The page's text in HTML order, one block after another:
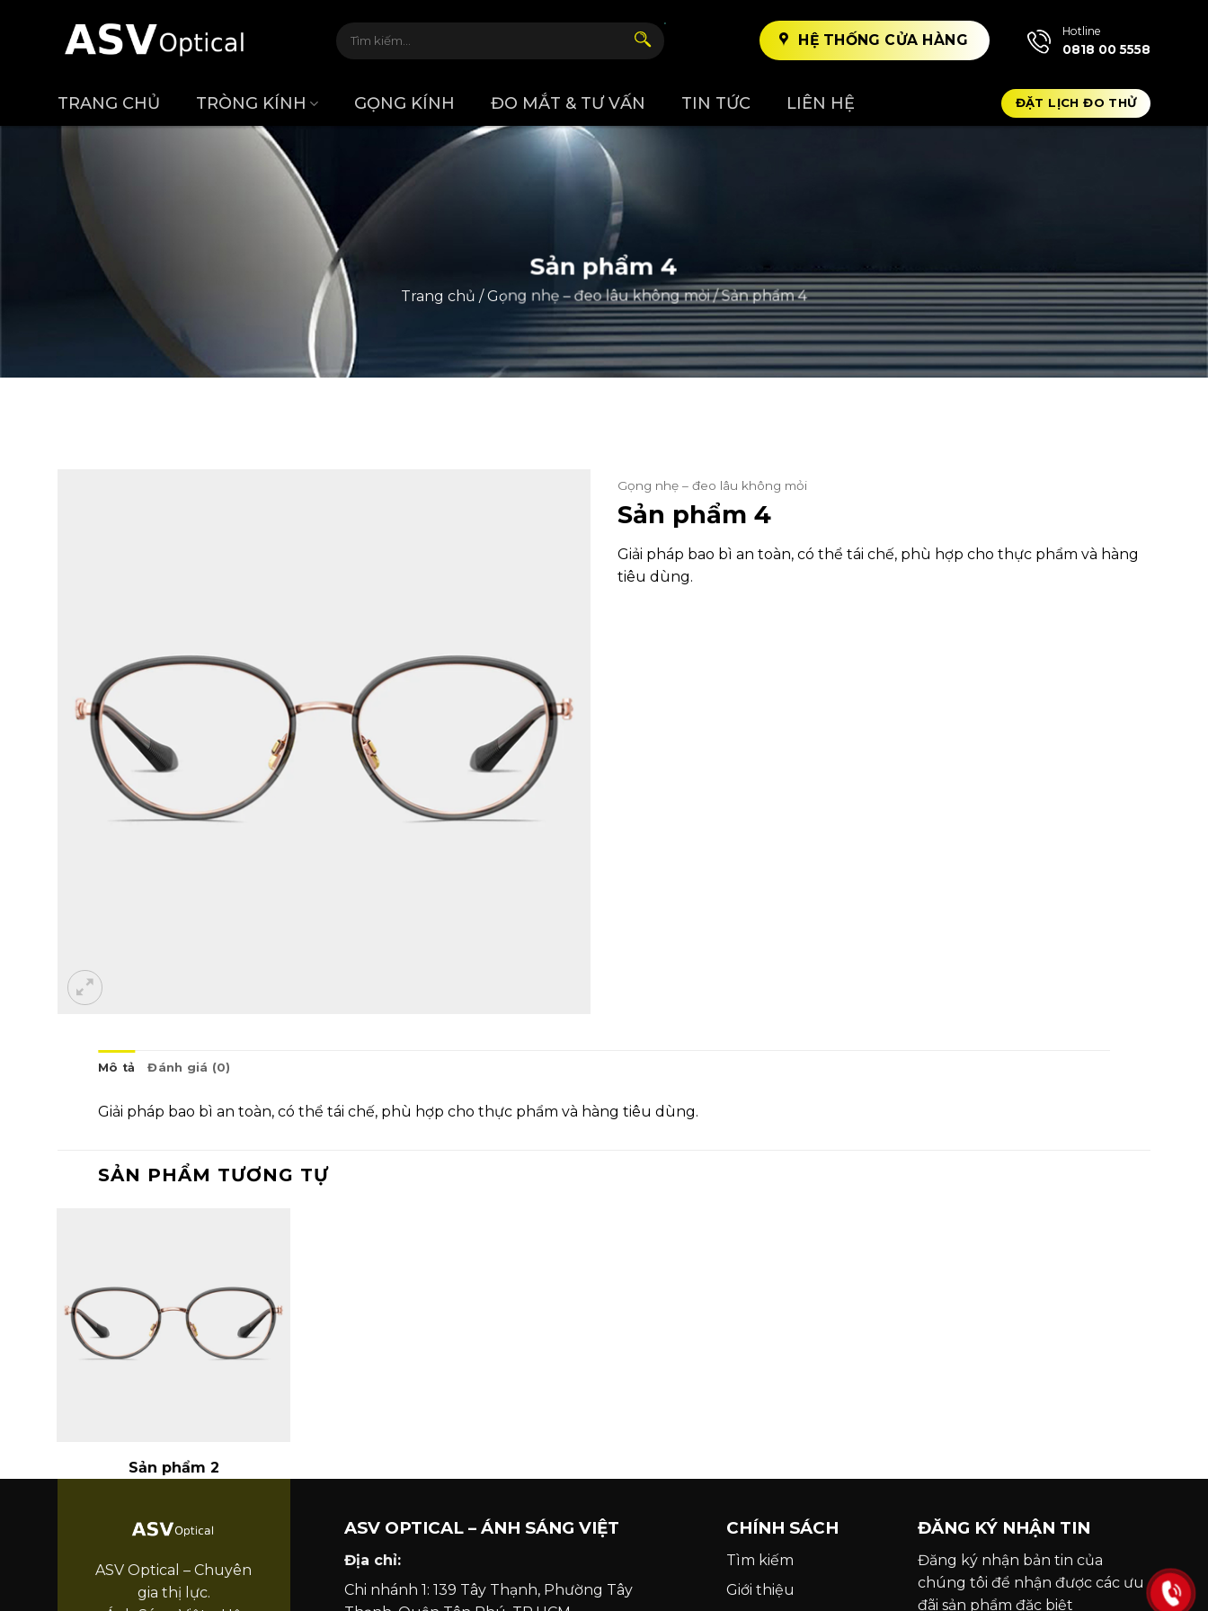
Tìm
kiếm:
HỆ THỐNG CỬA HÀNG
Hotline
0818 00 5558
TRANG CHỦ TRÒNG KÍNH GỌNG KÍNH ĐO MẮT & TƯ VẤN TIN TỨC LIÊN HỆ ĐẶT LỊCH ĐO THỬ
Sản phẩm 4
Trang chủ /Gọng nhẹ – đeo lâu không mỏi/Sản phẩm 4
Gọng nhẹ – đeo lâu không mỏi
Sản phẩm 4
Giải pháp bao bì an toàn, có thể tái chế, phù hợp cho thực phẩm và hàng
tiêu dùng.
Mô tả Đánh giá (0)
Giải pháp bao bì an toàn, có thể tái chế, phù hợp cho thực phẩm và hàng tiêu dùng.
SẢN PHẨM TƯƠNG TỰ
Sản phẩm 2
ASV Optical – Chuyên
gia thị lực.
ASV OPTICAL – ÁNH SÁNG VIỆT
Địa chỉ:
Chi nhánh 1: 139 Tây Thạnh, Phường Tây
CHÍNH SÁCH
Tìm kiếm
Giới thiệu
ĐĂNG KÝ NHẬN TIN
Đăng ký nhận bản tin của
chúng tôi để nhận được các ưu
đãi sản phẩm đặc biệt